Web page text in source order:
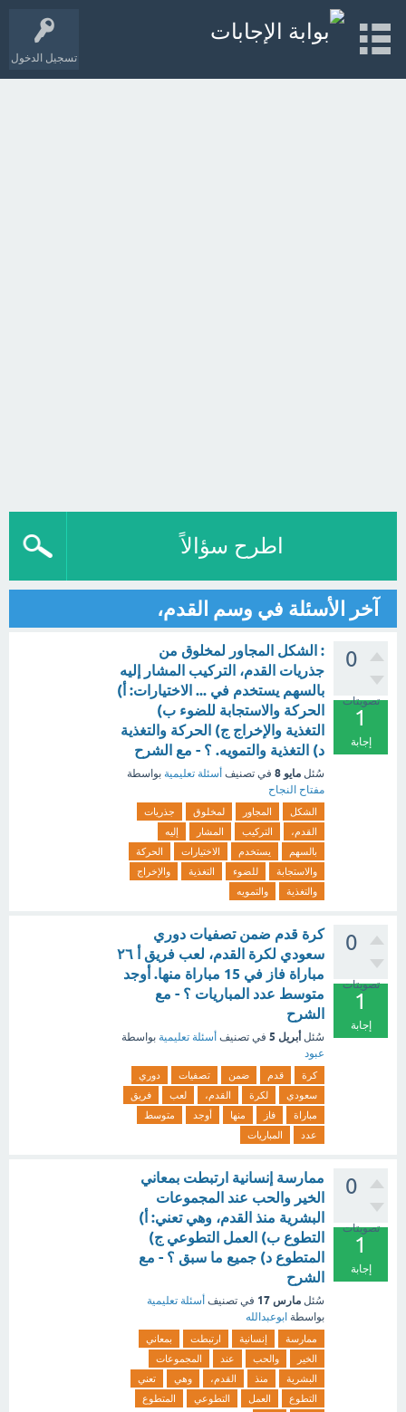
تسجيل الدخول
اطرح سؤالاً
آخر الأسئلة في وسم القدم،
0
تصويتات
1
إجابة
: الشكل المجاور لمخلوق من
جذريات القدم، التركيب المشار إليه
بالسهم يستخدم في ... الاختيارات: أ)
الحركة والاستجابة للضوء ب)
التغذية والإخراج ج) الحركة والتغذية
د) التغذية والتمويه. ؟ - مع الشرح
سُئل مايو 8 في تصنيف أسئلة تعليمية بواسطة
مفتاح النجاح
الشكل المجاور لمخلوق
جذريات
القدم،
التركيب المشار
إليه
بالسهم
يستخدم الاختيارات
الحركة
والاستجابة
للضوء التغذية
والإخراج
والتغذية
والتمويه
0
تصويتات
1
إجابة
كرة قدم ضمن تصفيات دوري
سعودي لكرة القدم، لعب فريق أ ٢٦
مباراة فاز في 15 مباراة منها. أوجد
متوسط عدد المباريات ؟ - مع
الشرح
سُئل أبريل 5 في تصنيف أسئلة تعليمية بواسطة
عبود
كرة قدم ضمن تصفيات
دوري
سعودي
لكرة القدم، لعب
فريق
مباراة
فاز منها أوجد
متوسط
عدد
المباريات
0
تصويتات
1
إجابة
ممارسة إنسانية ارتبطت بمعاني
الخير والحب عند المجموعات
البشرية منذ القدم، وهي تعني: أ)
التطوع ب) العمل التطوعي ج)
المتطوع د) جميع ما سبق ؟ - مع
الشرح
سُئل مارس 17 في تصنيف أسئلة تعليمية
بواسطة ابوعبدالله
ممارسة إنسانية ارتبطت
بمعاني
الخير
والحب عند
المجموعات
البشرية
منذ القدم، وهي
تعني
التطوع
العمل التطوعي
المتطوع